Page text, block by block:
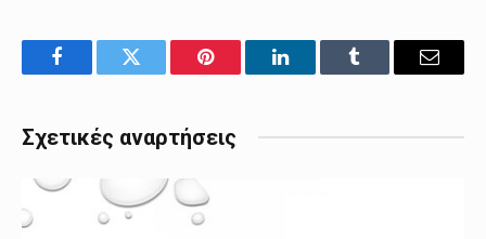
FacebookTwitter Pinterest LinkedInTumblr Email
Σχετικές αναρτήσεις